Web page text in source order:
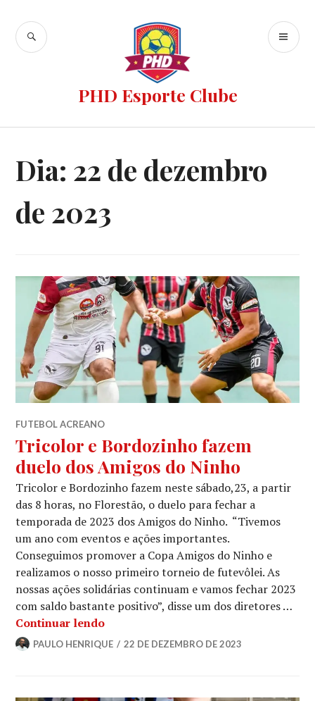
PHD Esporte Clube
Dia: 22 de dezembro
de 2023
FUTEBOL ACREANO
Tricolor e Bordozinho fazem
duelo dos Amigos do Ninho
Tricolor e Bordozinho fazem neste sábado,23, a partir
das 8 horas, no Florestão, o duelo para fechar a
temporada de 2023 dos Amigos do Ninho. “Tivemos
um ano com eventos e ações importantes.
Conseguimos promover a Copa Amigos do Ninho e
realizamos o nosso primeiro torneio de futevôlei. As
nossas ações solidárias continuam e vamos fechar 2023
com saldo bastante positivo”, disse um dos diretores …
Continuar lendo
PAULO HENRIQUE 22 DE DEZEMBRO DE 2023